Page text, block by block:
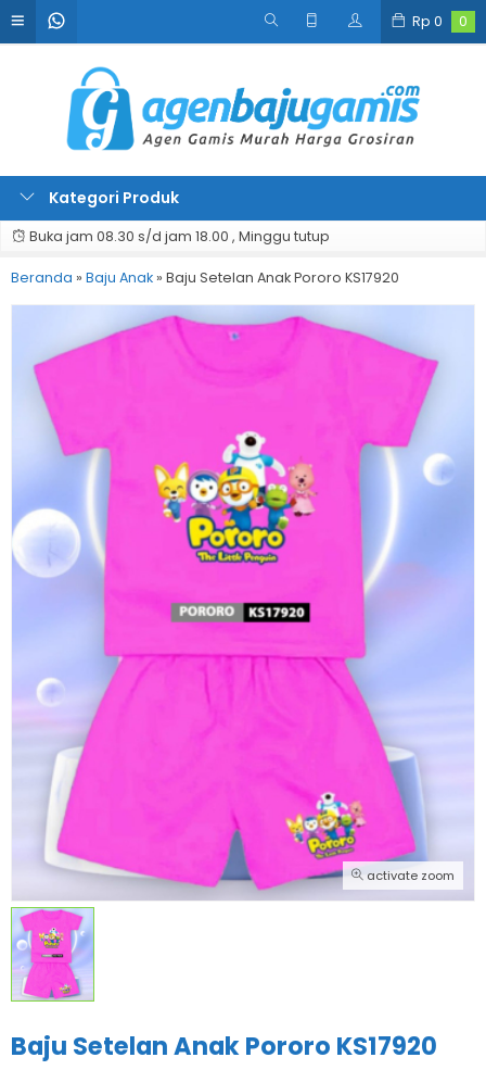
Rp 0 0
Kategori Produk
Buka jam 08.30 s/d jam 18.00 , Minggu tutup
Beranda » Baju Anak » Baju Setelan Anak Pororo KS17920
activate zoom
Baju Setelan Anak Pororo KS17920